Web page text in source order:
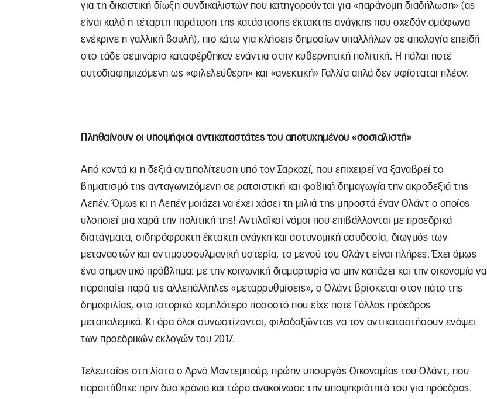
για τη δικαστική δίωξη συνδικαλιστών που κατηγορούνται για «παράνομη διαδήλωση» (ας
είναι καλά η τέταρτη παράταση της κατάστασης έκτακτης ανάγκης που σχεδόν ομόφωνα
ενέκρινε η γαλλική βουλή), πιο κάτω για κλήσεις δημοσίων υπαλλήλων σε απολογία επειδή
στο τάδε σεμινάριο καταφέρθηκαν ενάντια στην κυβερνητική πολιτική. Η πάλαι ποτέ
αυτοδιαφημιζόμενη ως «φιλελεύθερη» και «ανεκτική» Γαλλία απλά δεν υφίσταται πλέον.
Πληθαίνουν οι υποψήφιοι αντικαταστάτες του αποτυχημένου «σοσιαλιστή»
Από κοντά κι η δεξιά αντιπολίτευση υπό τον Σαρκοζί, που επιχειρεί να ξαναβρεί το
βηματισμό της ανταγωνιζόμενη σε ρατσιστική και φοβική δημαγωγία την ακροδεξιά της
Λεπέν. Όμως κι η Λεπέν μοιάζει να έχει χάσει τη μιλιά της μπροστά έναν Ολάντ ο οποίος
υλοποιεί μια χαρά την πολιτική της! Αντιλαϊκοί νόμοι που επιβάλλονται με προεδρικά
διατάγματα, σιδηρόφρακτη έκτακτη ανάγκη και αστυνομική ασυδοσία, διωγμός των
μεταναστών και αντιμουσουλμανική υστερία, το μενού του Ολάντ είναι πλήρες. Έχει όμως
ένα σημαντικό πρόβλημα: με την κοινωνική διαμαρτυρία να μην κοπάζει και την οικονομία να
παραπαίει παρά τις αλλεπάλληλες «μεταρρυθμίσεις», ο Ολάντ βρίσκεται στον πάτο της
δημοφιλίας, στο ιστορικά χαμηλότερο ποσοστό που είχε ποτέ Γάλλος πρόεδρος
μεταπολεμικά. Κι άρα όλοι συνωστίζονται, φιλοδοξώντας να τον αντικαταστήσουν ενόψει
των προεδρικών εκλογών του 2017.
Τελευταίος στη λίστα ο Αρνό Μοντεμπούρ, πρώην υπουργός Οικονομίας του Ολάντ, που
παραιτήθηκε πριν δύο χρόνια και τώρα ανακοίνωσε την υποψηφιότητά του για πρόεδρος.